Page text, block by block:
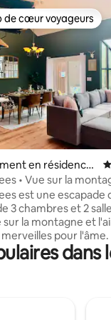
la base de 186
cœur voyageurs les
de cœur voyageurs
en résidence
Township
• Vue sur la
chaleureuse
est une escapade
3 chambres et 2
sur la montagne et
pour l'âme.
kilomètres de New
les couples, les
dans